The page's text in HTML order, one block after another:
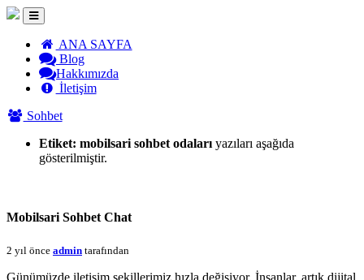
ANA SAYFA
Blog
Hakkımızda
İletişim
Sohbet
Etiket: mobilsari sohbet odaları yazıları aşağıda
gösterilmiştir.
Mobilsari Sohbet Chat
2 yıl önce admin tarafından
Günümüzde iletişim şekillerimiz hızla değişiyor. İnsanlar, artık dijital